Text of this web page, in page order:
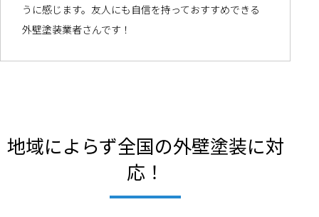
うに感じます。友人にも自信を持っておすすめできる
外壁塗装業者さんです！
地域によらず全国の外壁塗装に対
応！